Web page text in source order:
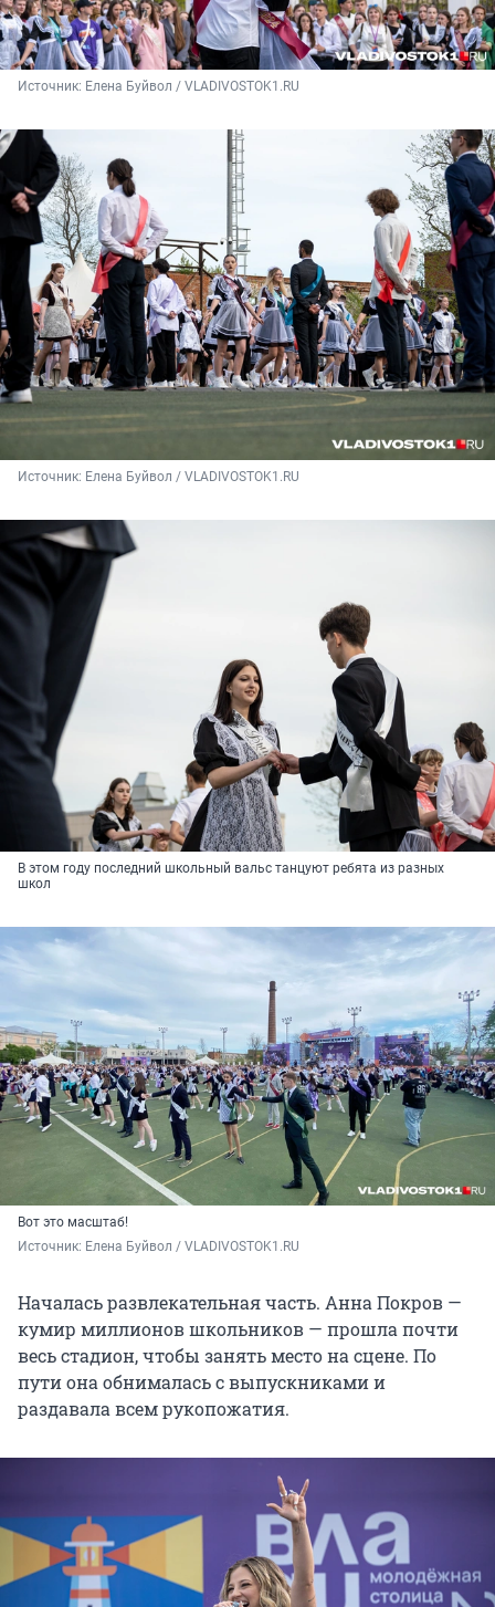
Источник: Елена Буйвол / VLADIVOSTOK1.RU
Источник: Елена Буйвол / VLADIVOSTOK1.RU
В этом году последний школьный вальс танцуют ребята из разных
школ
Вот это масштаб!
Источник: Елена Буйвол / VLADIVOSTOK1.RU
Началась развлекательная часть. Анна Покров —
кумир миллионов школьников — прошла почти
весь стадион, чтобы занять место на сцене. По
пути она обнималась с выпускниками и
раздавала всем рукопожатия.